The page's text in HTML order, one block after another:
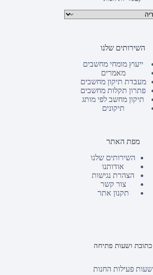
קטגוריות מוצרים
השירותים שלנו
ייעוץ מומחי מחשבים
מאמרים
מעבדת תיקון מחשבים
פתרון תקלות מחשבים
תיקון מחשב לפי מותג
תיקונים
מפת האתר
השירותים שלנו
אודותנו
הצהרת נגישות
צור קשר
תקנון אתר
כתובת ושעות פתיחה
שעות פעילות החנות